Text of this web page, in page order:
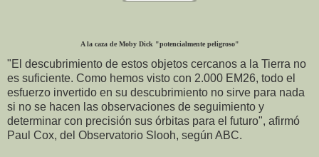
A la caza de Moby Dick "potencialmente peligroso"
"El descubrimiento de estos objetos cercanos a la Tierra no
es suficiente. Como hemos visto con 2.000 EM26, todo el
esfuerzo invertido en su descubrimiento no sirve para nada
si no se hacen las observaciones de seguimiento y
determinar con precisión sus órbitas para el futuro", afirmó
Paul Cox, del Observatorio Slooh, según ABC.